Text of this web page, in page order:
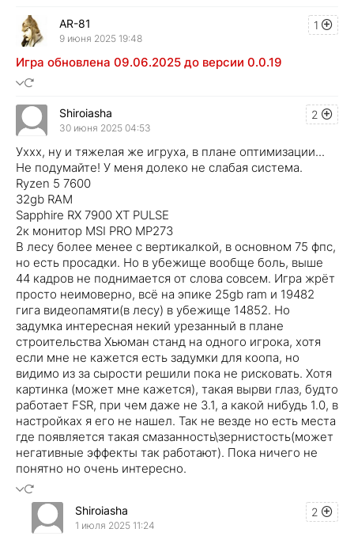
1
AR-81
9 июня 2025 19:48
Игра обновлена 09.06.2025 до версии 0.0.19
2
Shiroiasha
30 июня 2025 04:53
Уххх, ну и тяжелая же игруха, в плане оптимизации...
Не подумайте! У меня долеко не слабая система.
Ryzen 5 7600
32gb RAM
Sapphire RX 7900 XT PULSE
2к монитор MSI PRO MP273
В лесу более менее с вертикалкой, в основном 75 фпс,
но есть просадки. Но в убежище вообще боль, выше
44 кадров не поднимается от слова совсем. Игра жрёт
просто неимоверно, всё на эпике 25gb ram и 19482
гига видеопамяти(в лесу) в убежище 14852. Но
задумка интересная некий урезанный в плане
строительства Хьюман станд на одного игрока, хотя
если мне не кажется есть задумки для коопа, но
видимо из за сырости решили пока не рисковать. Хотя
картинка (может мне кажется), такая вырви глаз, будто
работает FSR, при чем даже не 3.1, а какой нибудь 1.0, в
настройках я его не нашел. Так не везде но есть места
где появляется такая смазанность\зернистость(может
негативные эффекты так работают). Пока ничего не
понятно но очень интересно.
2
Shiroiasha
1 июля 2025 11:24